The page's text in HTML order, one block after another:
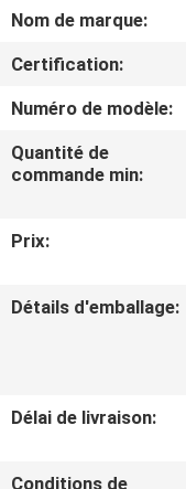
À
PROPOS
NOUS
DE
LA
Nom de marque:
Certification:
Numéro de modèle:
Quantité de
commande min:
Prix:
Détails d'emballage:
Délai de livraison:
Conditions de